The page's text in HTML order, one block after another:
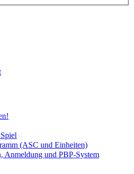
(ASC und Einheiten)
und PBP-System